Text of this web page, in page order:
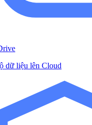
dữ liệu lên Cloud